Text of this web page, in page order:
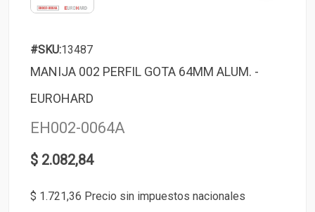
#SKU:13487
MANIJA 002 PERFIL GOTA 64MM ALUM. -
EUROHARD
EH002-0064A
$ 2.082,84
$ 1.721,36 Precio sin impuestos nacionales